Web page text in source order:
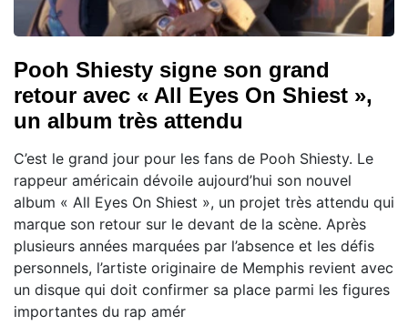
Pooh Shiesty signe son grand
retour avec « All Eyes On Shiest »,
un album très attendu
C’est le grand jour pour les fans de Pooh Shiesty. Le
rappeur américain dévoile aujourd’hui son nouvel
album « All Eyes On Shiest », un projet très attendu qui
marque son retour sur le devant de la scène. Après
plusieurs années marquées par l’absence et les défis
personnels, l’artiste originaire de Memphis revient avec
un disque qui doit confirmer sa place parmi les figures
importantes du rap amér